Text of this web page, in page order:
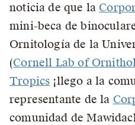
noticia de que la
mini-beca de
Ornitología de la
(Cornell Lab of
Tropics ¡llego a la
representante de la
comunidad de